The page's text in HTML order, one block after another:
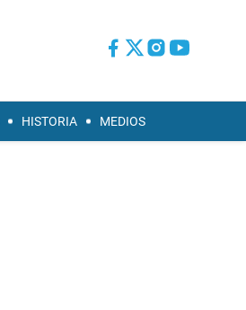
HISTORIA MEDIOS